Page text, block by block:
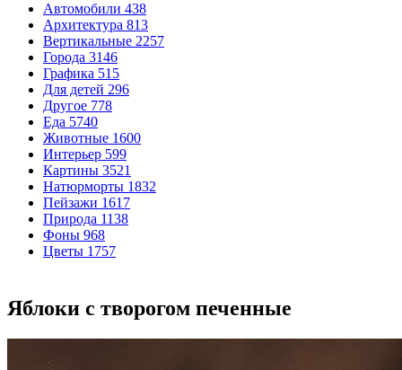
Автомобили 438
Архитектура 813
Вертикальные 2257
Города 3146
Графика 515
Для детей 296
Другое 778
Еда 5740
Животные 1600
Интерьер 599
Картины 3521
Натюрморты 1832
Пейзажи 1617
Природа 1138
Фоны 968
Цветы 1757
Яблоки с творогом печенные